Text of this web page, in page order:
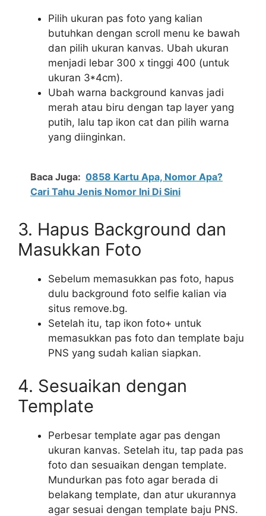
Pilih ukuran pas foto yang kalian
butuhkan dengan scroll menu ke bawah
dan pilih ukuran kanvas. Ubah ukuran
menjadi lebar 300 x tinggi 400 (untuk
ukuran 3*4cm).
Ubah warna background kanvas jadi
merah atau biru dengan tap layer yang
putih, lalu tap ikon cat dan pilih warna
yang diinginkan.
Baca Juga: 0858 Kartu Apa, Nomor Apa?
Cari Tahu Jenis Nomor Ini Di Sini
3. Hapus Background dan
Masukkan Foto
Sebelum memasukkan pas foto, hapus
dulu background foto selfie kalian via
situs remove.bg.
Setelah itu, tap ikon foto+ untuk
memasukkan pas foto dan template baju
PNS yang sudah kalian siapkan.
4. Sesuaikan dengan
Template
Perbesar template agar pas dengan
ukuran kanvas. Setelah itu, tap pada pas
foto dan sesuaikan dengan template.
Mundurkan pas foto agar berada di
belakang template, dan atur ukurannya
agar sesuai dengan template baju PNS.